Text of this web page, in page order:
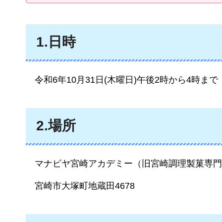
1.日時
令和6年10月31日(木曜日)午後2時から4時まで
2.場所
マナビヤ宮崎アカデミー（旧宮崎調理製菓専
宮崎市大塚町地蔵田4678